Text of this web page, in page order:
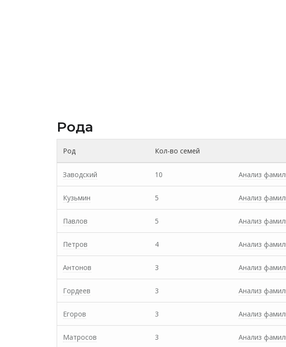
Рода
Род Кол-во семей
Заводский 10 Анализ
Кузьмин 5 Анализ
Павлов 5 Анализ
Петров 4 Анализ
Антонов 3 Анализ
Гордеев 3 Анализ
Егоров 3 Анализ
Матросов 3 Анализ